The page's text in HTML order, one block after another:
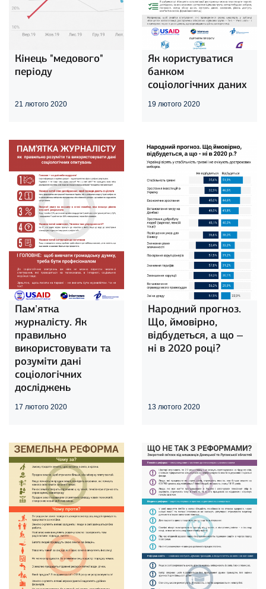
Кінець "медового"
періоду
21 лютого 2020
Як користуватися
банком
соціологічних даних
19 лютого 2020
Пам’ятка
журналісту. Як
правильно
використовувати та
розуміти дані
соціологічних
досліджень
17 лютого 2020
Народний прогноз.
Що, ймовірно,
відбудеться, а що –
ні в 2020 році?
13 лютого 2020